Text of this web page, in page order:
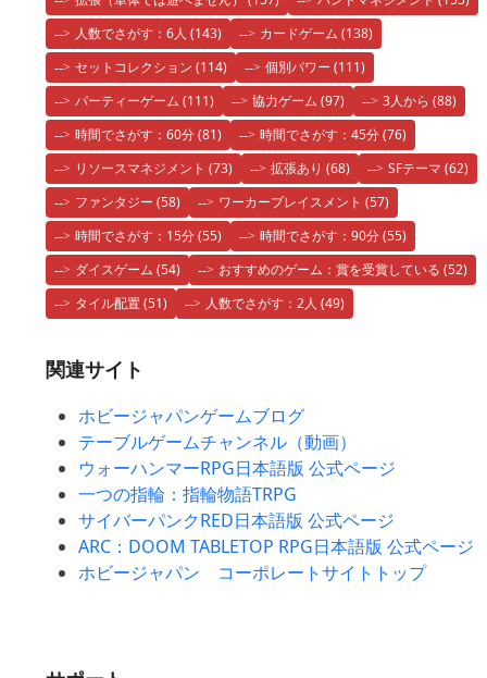
人数でさがす：6人 (143) カードゲーム (138)
セットコレクション (114) 個別パワー (111)
パーティーゲーム (111) 協力ゲーム (97) 3人から (88)
時間でさがす：60分(81) 時間でさがす：45分(76)
リソースマネジメント (73) 拡張あり (68) SFテーマ (62)
ファンタジー (58) ワーカープレイスメント (57)
時間でさがす：15分(55) 時間でさがす：90分(55)
ダイスゲーム (54) おすすめのゲーム：賞を受賞している (52)
タイル配置(51) 人数でさがす：2人 (49)
関連サイト
ホビージャパンゲームブログ
テーブルゲームチャンネル（動画）
ウォーハンマーRPG日本語版 公式ページ
一つの指輪：指輪物語TRPG
サイバーパンクRED日本語版 公式ページ
ARC：DOOM TABLETOP RPG日本語版 公式ページ
ホビージャパン コーポレートサイトトップ